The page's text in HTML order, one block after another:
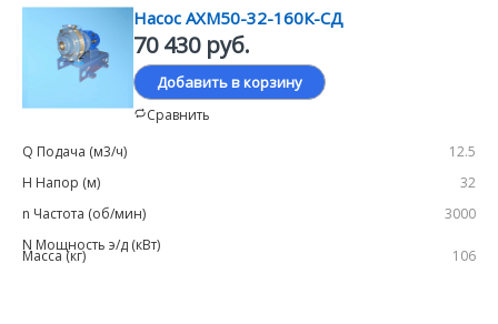
Насос АХМ50-32-160К-СД
70 430 руб.
Добавить в корзину
Сравнить
12.5
32
3000
106